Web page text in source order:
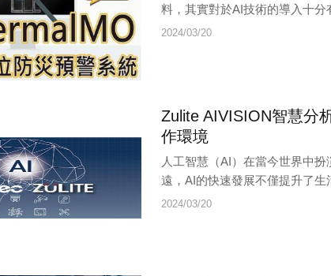
料，其實對於AI技術的導入十分
2024/03/20
Zulite AIVISION智慧分
作環境
人工智慧（AI）在當今世界中
遠，AI的快速發展不僅提升了生
2024/03/20